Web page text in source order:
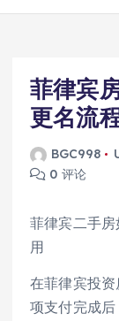
菲律宾
更名流
BGC998
0 评论
菲律宾二手
用
在菲律宾投
项支付完成